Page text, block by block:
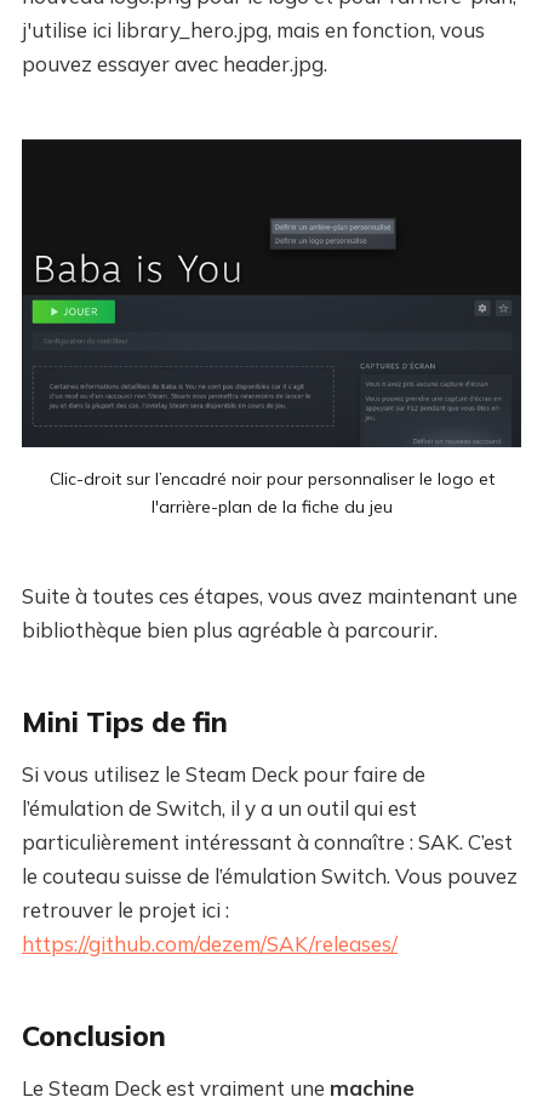
j'utilise ici library_hero.jpg, mais en fonction, vous
pouvez essayer avec header.jpg.
Clic-droit sur l’encadré noir pour personnaliser le logo et
l'arrière-plan de la fiche du jeu
Suite à toutes ces étapes, vous avez maintenant une
bibliothèque bien plus agréable à parcourir.
Mini Tips de fin
Si vous utilisez le Steam Deck pour faire de
l’émulation de Switch, il y a un outil qui est
particulièrement intéressant à connaître : SAK. C’est
le couteau suisse de l’émulation Switch. Vous pouvez
retrouver le projet ici :
https://github.com/dezem/SAK/releases/
Conclusion
Le Steam Deck est vraiment une machine